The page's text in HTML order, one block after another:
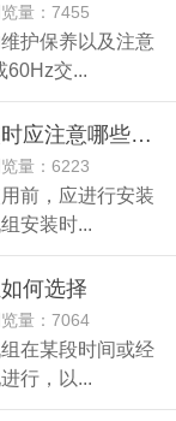
量：7455
护保养以及注意
交...
柴油发电机组安装时应注意哪些事项
量：6223
，应进行安装
安装时...
何选择
量：7064
在某段时间或经
行，以...